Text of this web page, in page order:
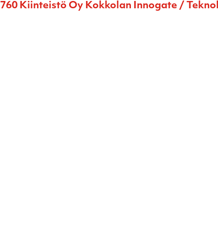
760 Kiinteistö Oy Kokkolan Innogate /